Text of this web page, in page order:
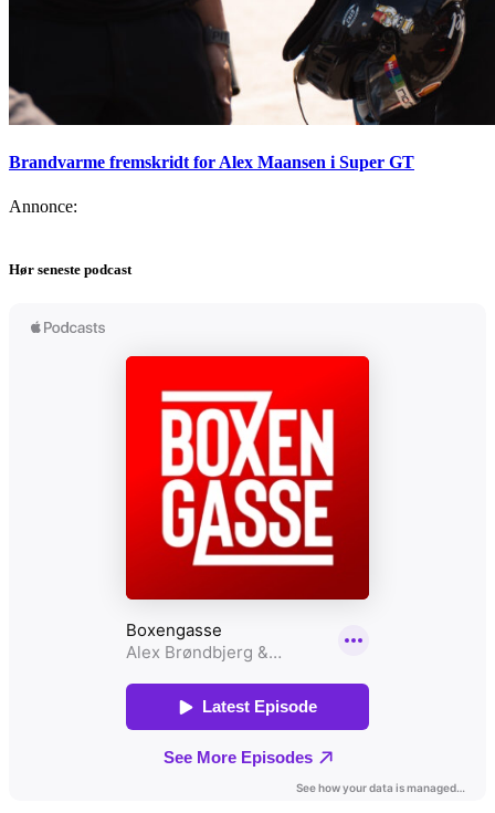
Brandvarme fremskridt for Alex Maansen i Super GT
Annonce:
Hør seneste podcast